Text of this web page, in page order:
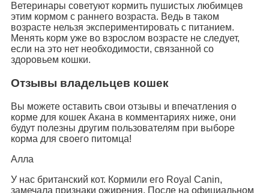
Ветеринары советуют кормить пушистых любимцев
этим кормом с раннего возраста. Ведь в таком
возрасте нельзя экспериментировать с питанием.
Менять корм уже во взрослом возрасте не следует,
если на это нет необходимости, связанной со
здоровьем кошки.
Отзывы владельцев кошек
Вы можете оставить свои отзывы и впечатления о
корме для кошек Акана в комментариях ниже, они
будут полезны другим пользователям при выборе
корма для своего питомца!
Алла
У нас британский кот. Кормили его Royal Canin,
замечала признаки ожирения. После на официальном